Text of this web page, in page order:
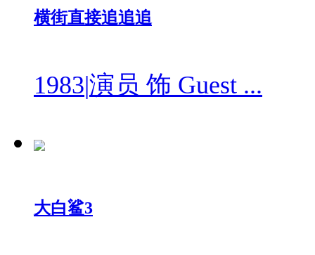
横街直接追追追
1983|演员 饰 Guest ...
大白鲨3